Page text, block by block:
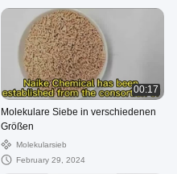
00:17
Molekulare Siebe in verschiedenen
Größen
Molekularsieb
February 29, 2024